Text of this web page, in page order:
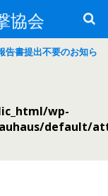
協会
書提出不要のお知ら
wp-
default/